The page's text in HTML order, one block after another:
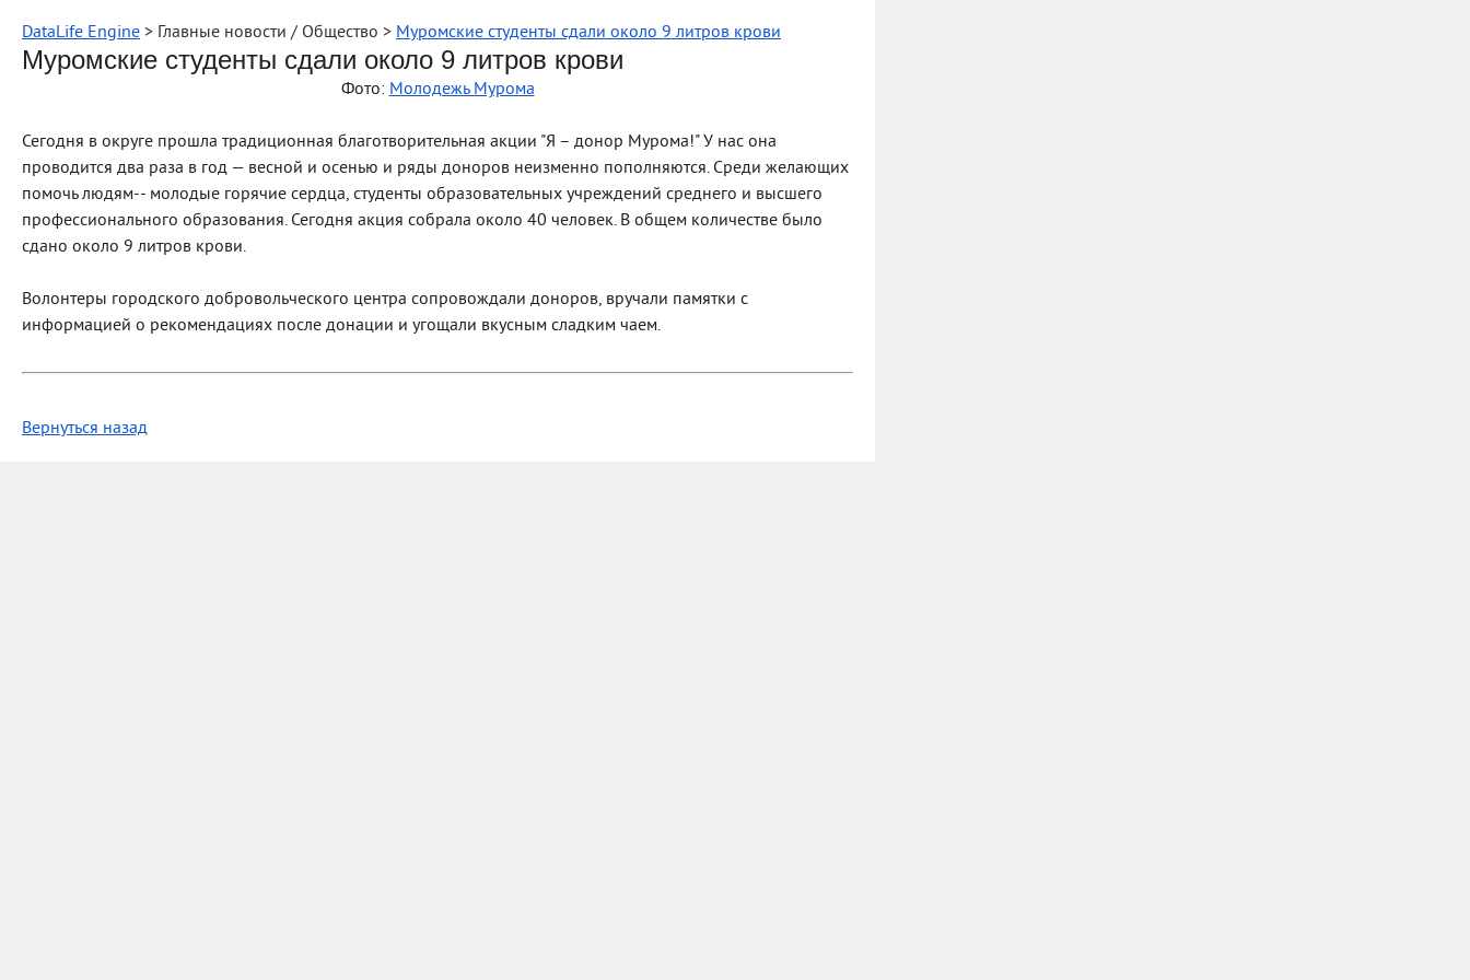
DataLife Engine > Главные новости / Общество > Муромские студенты сдали около 9 литров крови
Муромские студенты сдали около 9 литров крови
Фото:Молодежь Мурома
Сегодня в округе прошла традиционная благотворительная акции "Я – донор Мурома!" У нас она
проводится два раза в год — весной и осенью и ряды доноров неизменно пополняются. Среди желающих
помочь людям-- молодые горячие сердца, студенты образовательных учреждений среднего и высшего
профессионального образования. Сегодня акция собрала около 40 человек. В общем количестве было
сдано около 9 литров крови.
️Волонтеры городского добровольческого центра сопровождали доноров, вручали памятки с
информацией о рекомендациях после донации и угощали вкусным сладким чаем.
Вернуться назад